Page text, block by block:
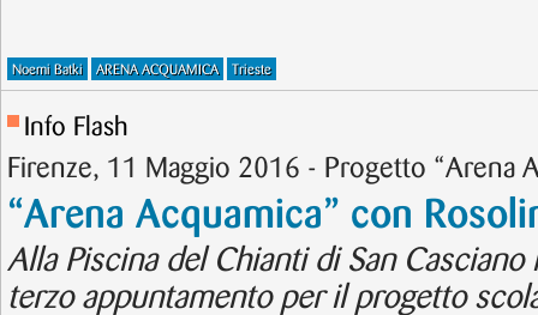
Noemi Batki ARENA ACQUAMICA Trieste
Info Flash
Firenze, 11 Maggio 2016 - Progetto “Arena
“Arena Acquamica” con
Alla Piscina del Chianti di San
terzo appuntamento per il progetto